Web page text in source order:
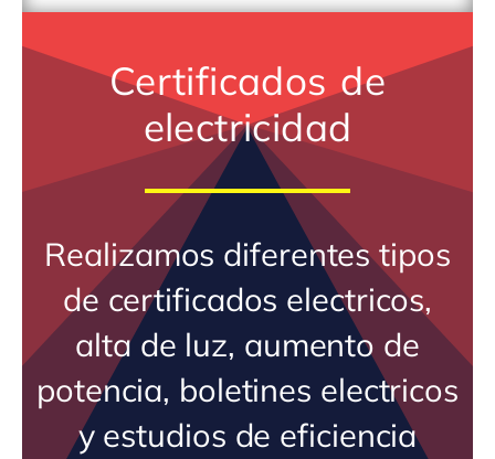
Certificados de
electricidad
Realizamos diferentes tipos
de certificados electricos,
alta de luz, aumento de
potencia, boletines electricos
y estudios de eficiencia